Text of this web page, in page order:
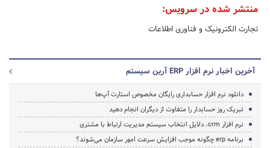
منتشر شده در سرویس:
تجارت الکترونیک و فناوری اطلاعات
آخرین اخبار نرم افزار ERP آرین سیستم
دانلود نرم افزار حسابداری رایگان مخصوص استارت آپ‌ها
تبریک روز حسابدار را متفاوت از دیگران انجام دهید
نرم افزار crm، دلایل انتخاب سیستم مدیریت ارتباط با مشتری
برنامه erp چگونه موجب افزایش سرعت امور سازمان می‌شوند؟